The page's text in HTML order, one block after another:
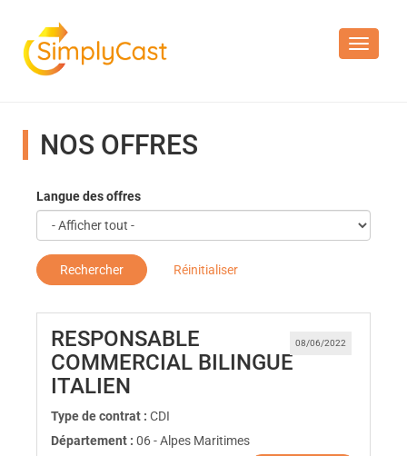
Toggle
NOS OFFRES
Langue des offres
Rechercher Réinitialiser
08/06/2022
RESPONSABLE
COMMERCIAL BILINGUE
ITALIEN
Type de contrat : CDI
Département : 06 - Alpes Maritimes